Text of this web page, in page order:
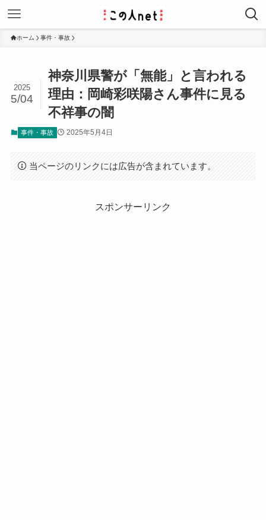
ホーム 事件・事故
神奈川県警が「無能」と言われる
理由：岡崎彩咲陽さん事件に見る
不祥事の闇
2025
5/04
事件・事故 2025年5月4日
当ページのリンクには広告が含まれています。
スポンサーリンク